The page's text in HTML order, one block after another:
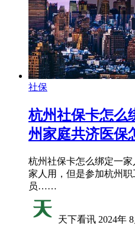
社保
杭州社保卡怎么
州家庭共济医保
杭州社保卡怎么绑定一
家人用，但是参加杭州
员……
天下看讯 2024年